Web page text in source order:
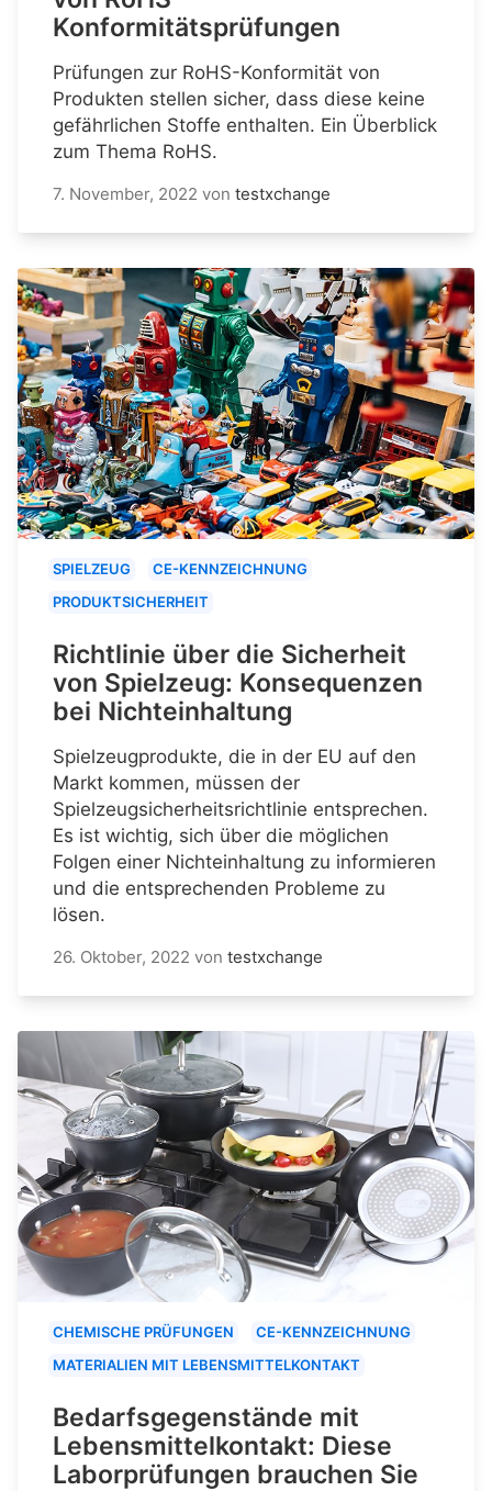
Konformitätsprüfungen
Prüfungen zur RoHS-Konformität von
Produkten stellen sicher, dass diese keine
gefährlichen Stoffe enthalten. Ein Überblick
zum Thema RoHS.
7. November, 2022 von testxchange
SPIELZEUG
CE-KENNZEICHNUNG
PRODUKTSICHERHEIT
Richtlinie über die Sicherheit
von Spielzeug: Konsequenzen
bei Nichteinhaltung
Spielzeugprodukte, die in der EU auf den
Markt kommen, müssen der
Spielzeugsicherheitsrichtlinie entsprechen.
Es ist wichtig, sich über die möglichen
Folgen einer Nichteinhaltung zu informieren
und die entsprechenden Probleme zu
lösen.
26. Oktober, 2022 von testxchange
CHEMISCHE PRÜFUNGEN
CE-KENNZEICHNUNG
MATERIALIEN MIT LEBENSMITTELKONTAKT
Bedarfsgegenstände mit
Lebensmittelkontakt: Diese
Laborprüfungen brauchen Sie